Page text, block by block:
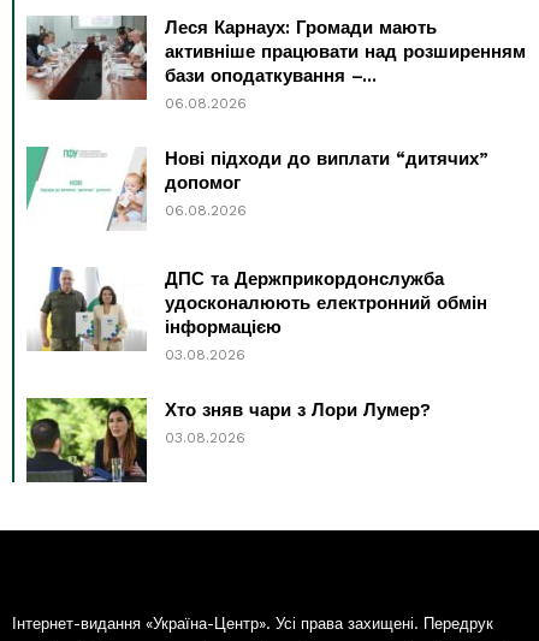
Леся Карнаух: Громади мають
активніше працювати над розширенням
бази оподаткування –...
06.08.2026
Нові підходи до виплати “дитячих”
допомог
06.08.2026
ДПС та Держприкордонслужба
удосконалюють електронний обмін
інформацією
03.08.2026
Хто зняв чари з Лори Лумер?
03.08.2026
Інтернет-видання «Україна-Центр». Усі права захищені. Передрук